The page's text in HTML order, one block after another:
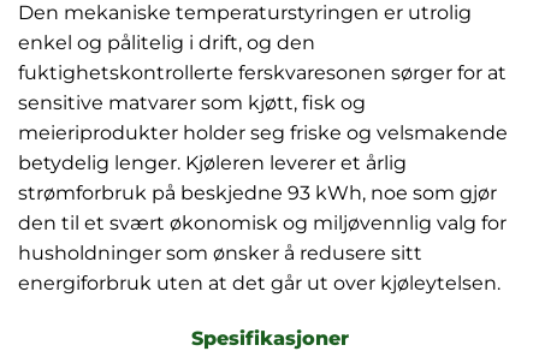
Den mekaniske temperaturstyringen er utrolig
enkel og pålitelig i drift, og den
fuktighetskontrollerte ferskvaresonen sørger for at
sensitive matvarer som kjøtt, fisk og
meieriprodukter holder seg friske og velsmakende
betydelig lenger. Kjøleren leverer et årlig
strømforbruk på beskjedne 93 kWh, noe som gjør
den til et svært økonomisk og miljøvennlig valg for
husholdninger som ønsker å redusere sitt
energiforbruk uten at det går ut over kjøleytelsen.
Spesifikasjoner